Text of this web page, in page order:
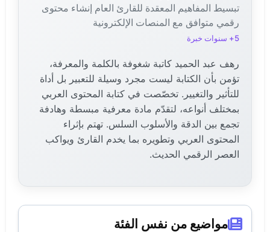
تبسيط المفاهيم المعقدة للقارئ العام إنشاء محتوى
رقمي متوافق مع المنصات الإلكترونية
5+ سنوات خبرة
رهف عبد الحميد كاتبة شغوفة بالكلمة والمعرفة،
تؤمن بأن الكتابة ليست مجرد وسيلة للتعبير بل أداة
للتأثير والتغيير. تخصّصت في كتابة المحتوى العربي
بمختلف أنواعه، لتقدّم مادة معرفية مبسطة وهادفة
تجمع بين الدقة والأسلوب السلس. تهتم بإثراء
المحتوى العربي وتطويره بما يخدم القارئ ويواكب
العصر الرقمي الحديث.
مواضيع من نفس الفئة